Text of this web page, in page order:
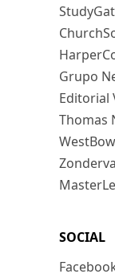
Grupo
Editorial
Thomas
SOCIAL